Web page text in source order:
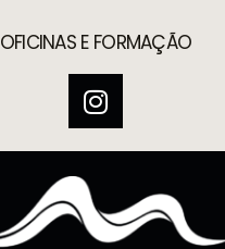
OFICINAS E FORMAÇÃO